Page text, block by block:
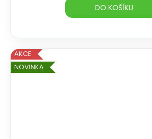
DO KOŠÍKU
AKCE
NOVINKA